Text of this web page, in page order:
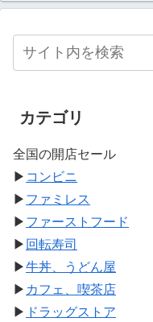
カテゴリ
全国の開店セール
▶ コンビニ
▶ ファミレス
▶ ファーストフード
▶ 回転寿司
▶牛丼、うどん屋
▶ カフェ、喫茶店
▶ ドラッグストア